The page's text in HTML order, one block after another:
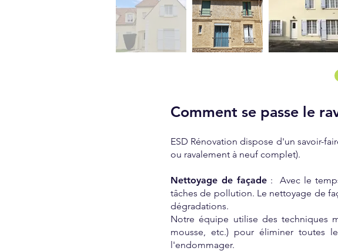
Comment se passe le
ESD Rénovation dispose d'un savoir-
ou ravalement à neuf complet).
Nettoyage de façade : Avec le
tâches de pollution. Le nettoyage de
dégradations.
Notre équipe utilise des techniques
mousse, etc.) pour éliminer toutes
l'endommager.